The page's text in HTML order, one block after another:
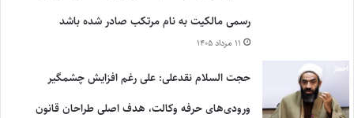
رسمی مالکیت به نام مرتکب صادر شده باشد
۱۱ مرداد ۱۴۰۵
حجت السلام نقدعلی: علی رغم افزایش چشمگیر
ورودی‌های حرفه وکالت، هدف اصلی طراحان قانون